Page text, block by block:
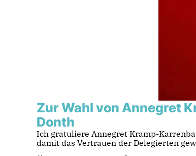
Zur Wahl von Annegret
Donth
Ich gratuliere Annegret Kramp-
damit das Vertrauen der Delegierten